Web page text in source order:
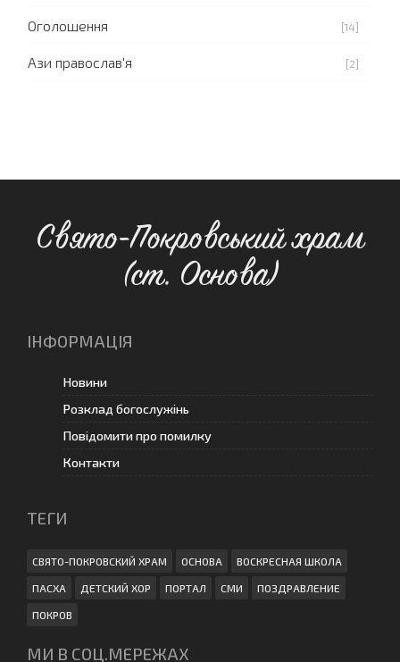
Оголошення [14]
Ази православ'я [2]
Свято-Покровський храм
(ст. Основа)
ІНФОРМАЦІЯ
Новини
Розклад богослужінь
Повідомити про помилку
Контакти
ТЕГИ
СВЯТО-ПОКРОВСКИЙ ХРАМ ОСНОВА ВОСКРЕСНАЯ ШКОЛА
ПАСХА ДЕТСКИЙ ХОР ПОРТАЛ СМИ ПОЗДРАВЛЕНИЕ
ПОКРОВ
МИ В СОЦ.МЕРЕЖАХ